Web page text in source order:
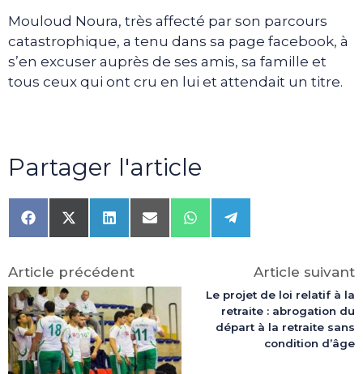
Mouloud Noura, très affecté par son parcours
catastrophique, a tenu dans sa page facebook, à
s’en excuser auprès de ses amis, sa famille et
tous ceux qui ont cru en lui et attendait un titre.
Partager l'article
Share
on
Share
on
(Twitter)
Share
on
Share
on
Share
on
Share
on
Article précédent
Article suivant
Le projet de loi relatif à la
retraite : abrogation du
départ à la retraite sans
condition d’âge